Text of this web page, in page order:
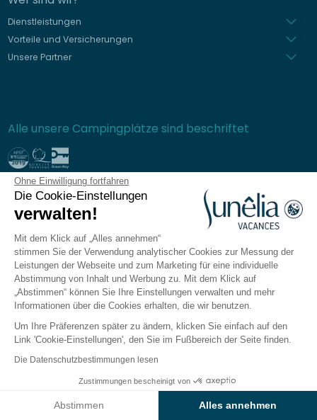
Ohne Einwilligung fortfahren
Die Cookie-Einstellungen
verwalten!
Mit dem Klick auf „Alles annehmen“
stimmen Sie der Verwendung analytischer Cookies zur Messung der
Leistungen der Webseite und zum Marketing für eine individuelle
Abstimmung von Inhalt und Werbung zu. Mit dem Klick auf
„Abstimmen“ können Sie Ihre Einstellungen verwalten und mehr
Informationen über die Cookies erhalten, die wir benutzen.
Um Ihre Präferenzen später zu ändern, klicken Sie einfach auf den
Link 'Cookie-Einstellungen', den Sie im Fußbereich der Seite finden.
Die Datenschutzbestimmungen lesen
Zustimmungen bescheinigt von
Abstimmen Alles annehmen
Ergebnisse auf der Karte anzeigen
Dienstleistungen
Vorteile und Versicherungen
Unsere Partner
Alle unsere Campingplätze sind beschriftet
Sichere Bezahlung
Häufig gestellte Fragen
Allgemeine Verkaufsbedingungen
Datenschutzrichtlinie
Rechtliche Hinweise
Seitenverzeichnis
Cookie-Einstellungen verwalten
Die Sunêlia-App